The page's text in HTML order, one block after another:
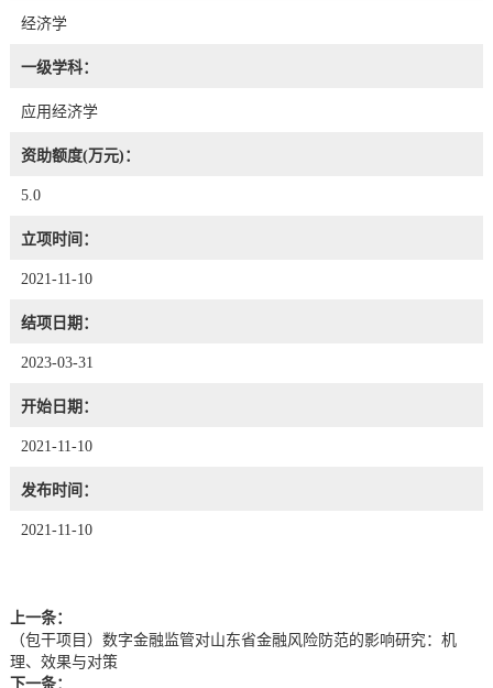
经济学
一级学科：
应用经济学
资助额度(万元)：
5.0
立项时间：
2021-11-10
结项日期：
2023-03-31
开始日期：
2021-11-10
发布时间：
2021-11-10
上一条：
（包干项目）数字金融监管对山东省金融风险防范的影响研究：机
理、效果与对策
下一条：